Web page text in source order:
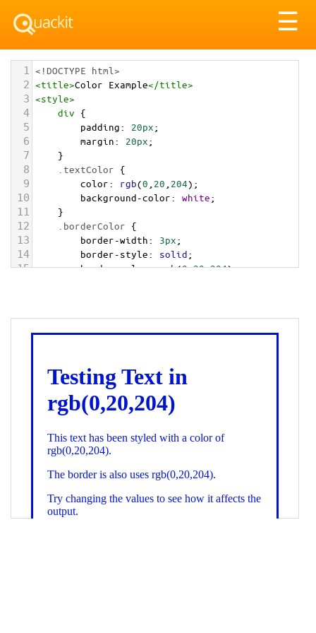
☰
1 <!DOCTYPE html>
2 <title>Color Example</title>
3 <style>
4 div {
5 padding: 20px;
6 margin: 20px;
7 }
8 .textColor {
9 color: rgb(0 20 204);
10 background-color: white;
11 }
12 .borderColor {
13 border-width: 3px;
14 border-style: solid;
15 border-color: rgb(0,20,204);
}
background linear-gradient
white, rgb(0,20 ,204));
color: white;
}